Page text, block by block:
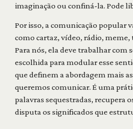
imaginação ou confiná-la. Pode
Por isso, a comunicação popular
como cartaz, vídeo, rádio, meme,
Para nós, ela deve trabalhar com
escolhida para modular esse
que definem a abordagem mais
queremos comunicar. É uma
palavras sequestradas, recupera
disputa os significados que